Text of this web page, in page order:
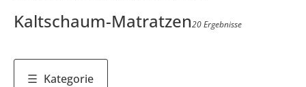
Kaltschaum-Matratzen20 Ergebnisse
Kategorie